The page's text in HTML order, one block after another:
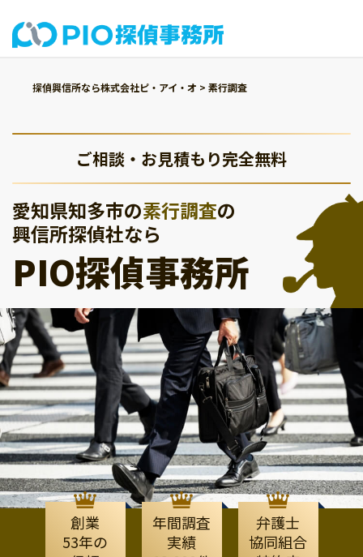
探偵興信所なら株式会社ピ・アイ・オ > 素行調査
ご相談・お見積もり完全無料
愛知県知多市の素行調査の
興信所探偵社なら
PIO探偵事務所
創業
53年の
年間調査
実績
弁護士
協同組合